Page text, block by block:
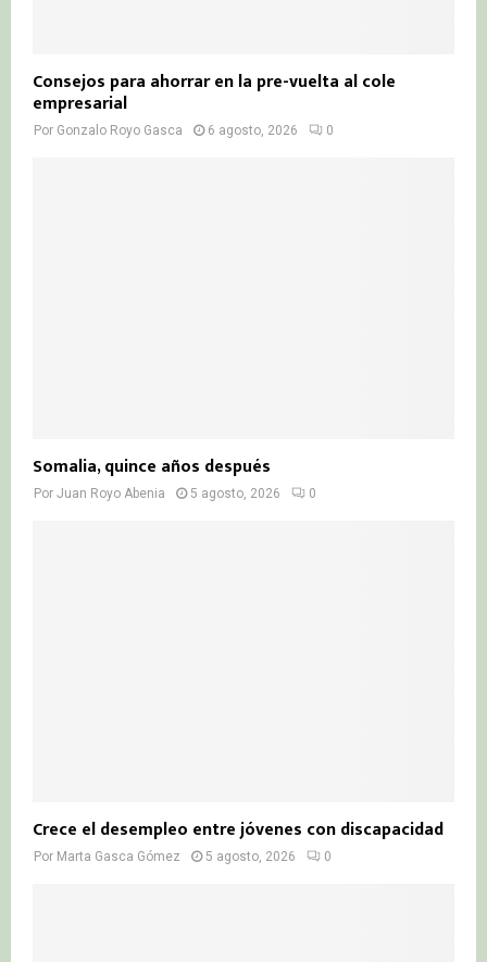
Consejos para ahorrar en la pre-vuelta al cole
empresarial
Por Gonzalo Royo Gasca 6 agosto, 2026 0
Somalia, quince años después
Por Juan Royo Abenia 5 agosto, 2026 0
Crece el desempleo entre jóvenes con discapacidad
Por Marta Gasca Gómez 5 agosto, 2026 0